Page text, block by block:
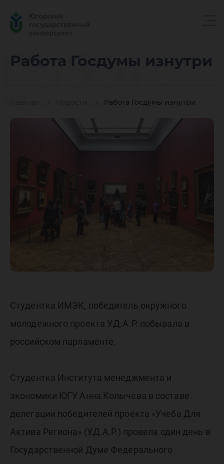
Работа Госдумы изнутри
Работа Госдумы изнутри
Работа
Госдумы
изнутри
Студентка ИМЭК, победитель окружного
молодежного проекта У.Д.А.Р. побывала в
российском парламенте.
Студентка Института менеджмента и
экономики ЮГУ Анна Колычева в составе
делегации победителей проекта «Учеба Для
Актива Региона» (У.Д.А.Р.) провела один день в
Государственной Думе Федерального